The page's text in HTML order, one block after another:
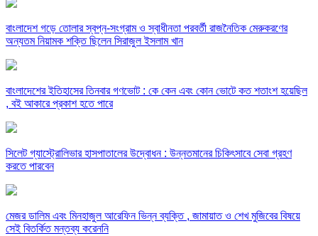
বাংলাদেশ গড়ে তোলার স্বপ্ন-সংগ্রাম ও স্বাধীনতা পরবর্তী রাজনৈতিক মেরুকরণের
অন্যতম নিয়ামক শক্তি ছিলেন সিরাজুল ইসলাম খান
বাংলাদেশের ইতিহাসের তিনবার গণভোট : কে কেন এবং কোন ভোটে কত শতাংশ হয়েছিল
, বই আকারে প্রকাশ হতে পারে
সিলেট গ্যাস্ট্রোলিভার হাসপাতালের উদ্বোধন : উন্নতমানের চিকিৎসাবে সেবা গ্রহণ
করতে পারবেন
মেজর ডালিম এবং মিনহাজুল আরেফিন ভিন্ন ব্যক্তি , জামায়াত ও শেখ মুজিবের বিষয়ে
সেই বিতর্কিত মন্তব্য করেননি